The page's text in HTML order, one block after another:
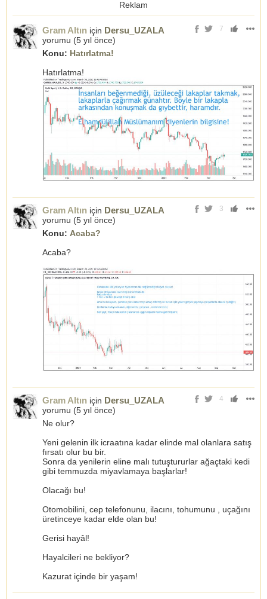
Reklam
7
Gram Altın için Dersu_UZALA
yorumu (5 yıl önce)
Konu: Hatırlatma!
Hatırlatma!
3
Gram Altın için Dersu_UZALA
yorumu (5 yıl önce)
Konu: Acaba?
Acaba?
4
Gram Altın için Dersu_UZALA
yorumu (5 yıl önce)
Ne olur?
Yeni gelenin ilk icraatına kadar elinde mal olanlara satış
fırsatı olur bu bir.
Sonra da yenilerin eline malı tutuştururlar ağaçtaki kedi
gibi temmuzda miyavlamaya başlarlar!
Olacağı bu!
Otomobilini, cep telefonunu, ilacını, tohumunu , uçağını
üretinceye kadar elde olan bu!
Gerisi hayâl!
Hayalcileri ne bekliyor?
Kazurat içinde bir yaşam!